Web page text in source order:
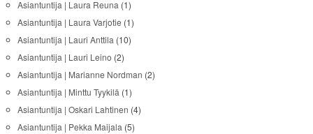
Asiantuntija | Laura Reuna (1)
Asiantuntija | Laura Varjotie (1)
Asiantuntija | Lauri Anttila (10)
Asiantuntija | Lauri Leino (2)
Asiantuntija | Marianne Nordman (2)
Asiantuntija | Minttu Tyykilä (1)
Asiantuntija | Oskari Lahtinen (4)
Asiantuntija | Pekka Maijala (5)